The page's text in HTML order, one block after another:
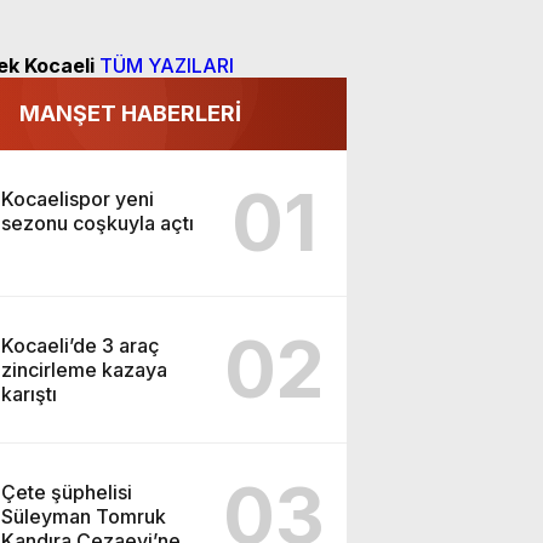
Kocaeli TÜM YAZILARI
MANŞET HABERLERİ
Kocaelispor yeni
sezonu coşkuyla açtı
01
Kocaeli’de 3 araç
zincirleme kazaya
karıştı
02
Çete şüphelisi
Süleyman Tomruk
03